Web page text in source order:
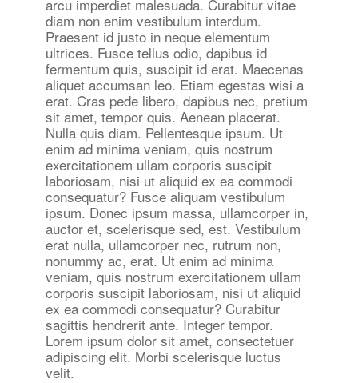
arcu imperdiet malesuada. Curabitur vitae
diam non enim vestibulum interdum.
Praesent id justo in neque elementum
ultrices. Fusce tellus odio, dapibus id
fermentum quis, suscipit id erat. Maecenas
aliquet accumsan leo. Etiam egestas wisi a
erat. Cras pede libero, dapibus nec, pretium
sit amet, tempor quis. Aenean placerat.
Nulla quis diam. Pellentesque ipsum. Ut
enim ad minima veniam, quis nostrum
exercitationem ullam corporis suscipit
laboriosam, nisi ut aliquid ex ea commodi
consequatur? Fusce aliquam vestibulum
ipsum. Donec ipsum massa, ullamcorper in,
auctor et, scelerisque sed, est. Vestibulum
erat nulla, ullamcorper nec, rutrum non,
nonummy ac, erat. Ut enim ad minima
veniam, quis nostrum exercitationem ullam
corporis suscipit laboriosam, nisi ut aliquid
ex ea commodi consequatur? Curabitur
sagittis hendrerit ante. Integer tempor.
Lorem ipsum dolor sit amet, consectetuer
adipiscing elit. Morbi scelerisque luctus
velit.